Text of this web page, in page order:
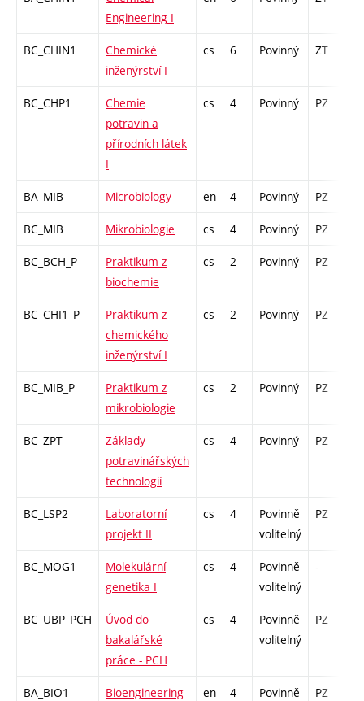
Engineering I
BC_CHIN1
Chemické
inženýrství I
cs 6 Povinný ZT
BC_CHP1
Chemie
potravin a
přírodních látek
I
cs 4 Povinný PZ
BA_MIB Microbiology en 4 Povinný PZ
BC_MIB Mikrobiologie cs 4 Povinný PZ
BC_BCH_P
Praktikum z
biochemie
cs 2 Povinný PZ
BC_CHI1_P
Praktikum z
chemického
inženýrství I
cs 2 Povinný PZ
BC_MIB_P
Praktikum z
mikrobiologie
cs 2 Povinný PZ
BC_ZPT
Základy
potravinářských
technologií
cs 4 Povinný PZ
BC_LSP2
Laboratorní
projekt II
cs 4
Povinně
volitelný
PZ
BC_MOG1
Molekulární
genetika I
cs 4
Povinně
volitelný
-
BC_UBP_PCH
Úvod do
bakalářské
práce - PCH
cs 4
Povinně
volitelný
PZ
BA_BIO1 Bioengineering en 4 Povinně PZ